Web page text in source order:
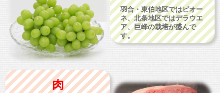
羽合・東伯地区ではピオー
ネ、北条地区ではデラウエ
ア、巨峰の栽培が盛んで
す。
肉